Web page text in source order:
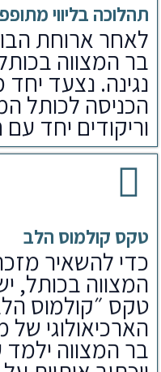
תהלוכה בליווי
לאחר ארוחת
בר המצווה
נגינה. נצעד יחד
הכניסה לכותל
וריקודים יחד
טקס קולמוס הלב
כדי להשאיר
המצווה בכותל,
טקס ״קולמוס
הארכיאולוגי
בר המצווה